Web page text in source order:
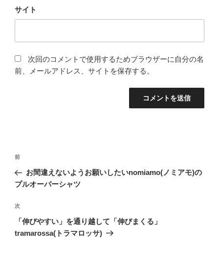
サイト
次回のコメントで使用するためブラウザーに自分の名
前、メールアドレス、サイトを保存する。
投
ナ
ゲ
ー
シ
前
の
投
前
お間違えないようお願いしたいnomiamo(ノミアモ)の
プルオーバーシャツ
次
の
投
次
「伸びやすい」を通り越して「伸びまくる」
tramarossa(トラマロッサ)